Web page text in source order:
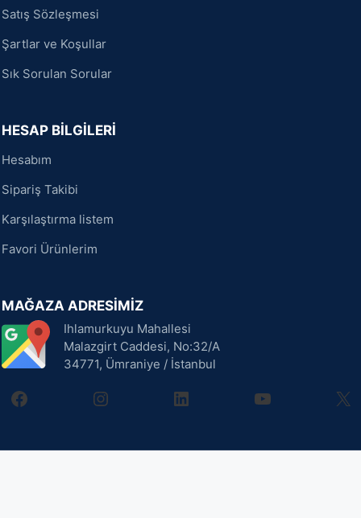
Satış Sözleşmesi
Şartlar ve Koşullar
Sık Sorulan Sorular
HESAP BİLGİLERİ
Hesabım
Sipariş Takibi
Karşılaştırma listem
Favori Ürünlerim
MAĞAZA ADRESİMİZ
Ihlamurkuyu Mahallesi
Malazgirt Caddesi, No:32/A
34771, Ümraniye / İstanbul
facebookinstagramlinkedin youtube X